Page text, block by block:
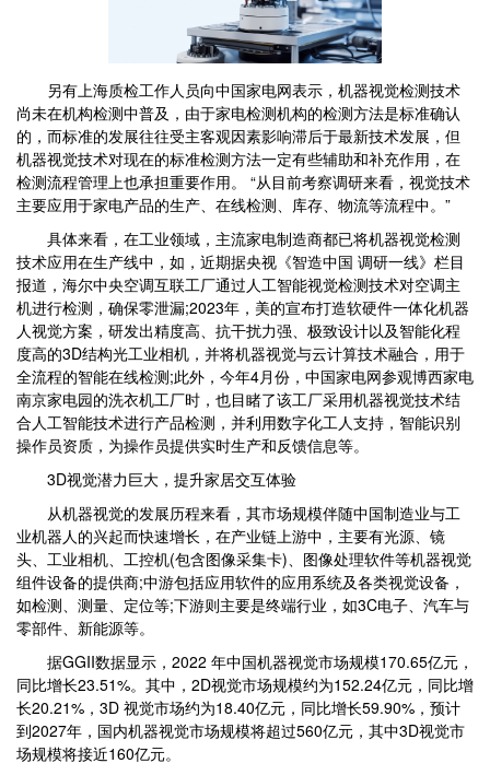
另有上海质检工作人员向中国家电网表示，机器视觉检测技术
尚未在机构检测中普及，由于家电检测机构的检测方法是标准确认
的，而标准的发展往往受主客观因素影响滞后于最新技术发展，但
机器视觉技术对现在的标准检测方法一定有些辅助和补充作用，在
检测流程管理上也承担重要作用。 “从目前考察调研来看，视觉技术
主要应用于家电产品的生产、在线检测、库存、物流等流程中。”
具体来看，在工业领域，主流家电制造商都已将机器视觉检测
技术应用在生产线中，如，近期据央视《智造中国 调研一线》栏目
报道，海尔中央空调互联工厂通过人工智能视觉检测技术对空调主
机进行检测，确保零泄漏;2023年，美的宣布打造软硬件一体化机器
人视觉方案，研发出精度高、抗干扰力强、极致设计以及智能化程
度高的3D结构光工业相机，并将机器视觉与云计算技术融合，用于
全流程的智能在线检测;此外，今年4月份，中国家电网参观博西家电
南京家电园的洗衣机工厂时，也目睹了该工厂采用机器视觉技术结
合人工智能技术进行产品检测，并利用数字化工人支持，智能识别
操作员资质，为操作员提供实时生产和反馈信息等。
3D视觉潜力巨大，提升家居交互体验
从机器视觉的发展历程来看，其市场规模伴随中国制造业与工
业机器人的兴起而快速增长，在产业链上游中，主要有光源、镜
头、工业相机、工控机(包含图像采集卡)、图像处理软件等机器视觉
组件设备的提供商;中游包括应用软件的应用系统及各类视觉设备，
如检测、测量、定位等;下游则主要是终端行业，如3C电子、汽车与
零部件、新能源等。
据GGII数据显示，2022 年中国机器视觉市场规模170.65亿元，
同比增长23.51%。其中，2D视觉市场规模约为152.24亿元，同比增
长20.21%，3D 视觉市场约为18.40亿元，同比增长59.90%，预计
到2027年，国内机器视觉市场规模将超过560亿元，其中3D视觉市
场规模将接近160亿元。